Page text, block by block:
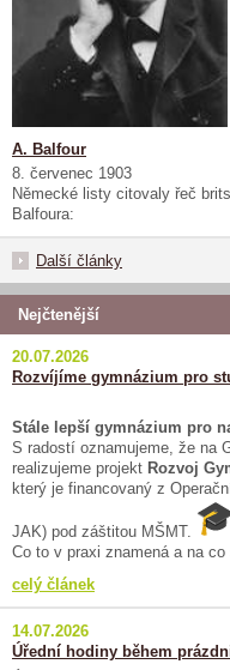
A. Balfour
8. červenec 1903
Německé listy citovaly řeč
Balfoura:
Další články
Nejčtenější
20.07.2026
Rozvíjíme gymnázium pro
Stále lepší gymnázium pro
S radostí oznamujeme, že na
realizujeme projekt Rozvoj
který je financovaný z
JAK) pod záštitou MŠMT.
Co to v praxi znamená a na
celý článek
14.07.2026
Úřední hodiny během